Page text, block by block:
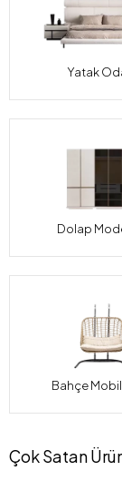
Yatak
Dolap
Bahçe
Çok Satan